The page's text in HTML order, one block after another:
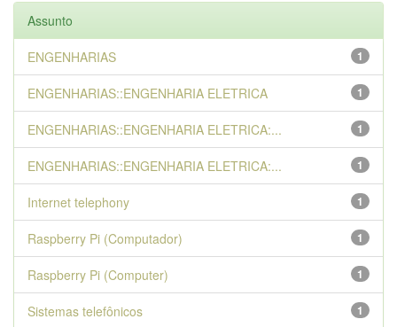
Assunto
1
ENGENHARIAS
1
ENGENHARIAS::ENGENHARIA ELETRICA
1
ENGENHARIAS::ENGENHARIA ELETRICA:...
1
ENGENHARIAS::ENGENHARIA ELETRICA:...
1
Internet telephony
1
Raspberry Pi (Computador)
1
Raspberry Pi (Computer)
1
Sistemas telefônicos